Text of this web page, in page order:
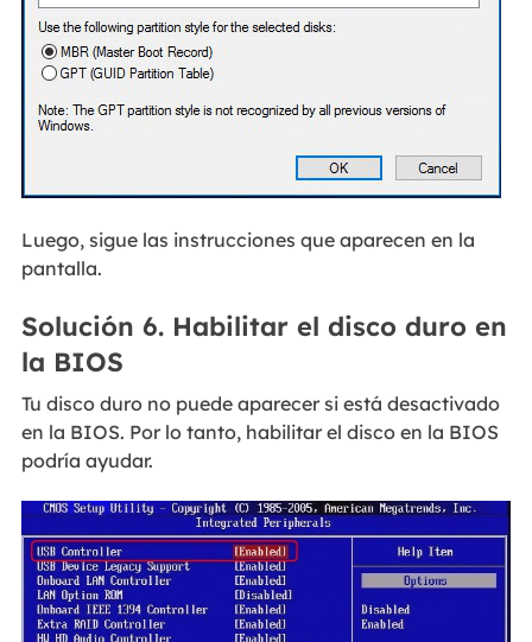
Luego, sigue las instrucciones que aparecen en la
pantalla.
Solución 6. Habilitar el disco duro en
la BIOS
Tu disco duro no puede aparecer si está desactivado
en la BIOS. Por lo tanto, habilitar el disco en la BIOS
podría ayudar.